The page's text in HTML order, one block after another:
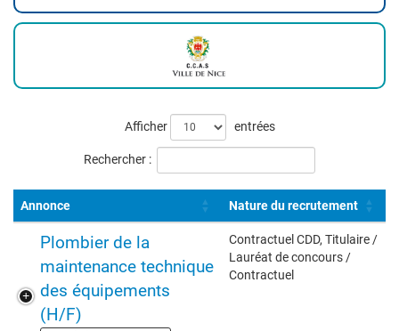
offres
Afficher entrées
Rechercher :
Annonce Nature du recrutement
Plombier de la
maintenance technique
des équipements
(H/F)
Contractuel CDD, Titulaire /
Lauréat de concours /
Contractuel